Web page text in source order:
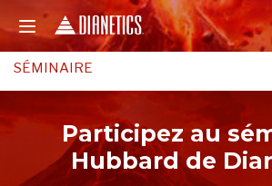
SÉMINAIRE
Participez au
Hubbard de